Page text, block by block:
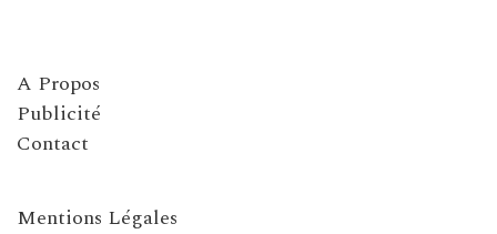
A Propos
Publicité
Contact
Mentions Légales